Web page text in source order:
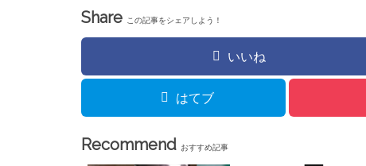
もさまざまなジャンル
が開講中！
Share この記事をシェアしよう！
いいね
はてブ
Recommend おすすめ記事